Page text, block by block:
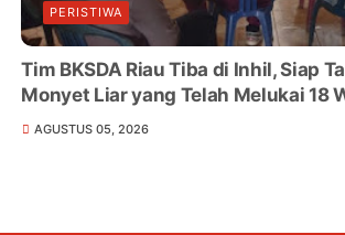
PERISTIWA
Tim BKSDA Riau Tiba di Inhil, Siap
Monyet Liar yang Telah Melukai 18
AGUSTUS 05, 2026